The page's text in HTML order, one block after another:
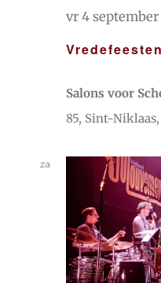
Vredefeesten
vr 4
Salons voor
85, Sint-
za